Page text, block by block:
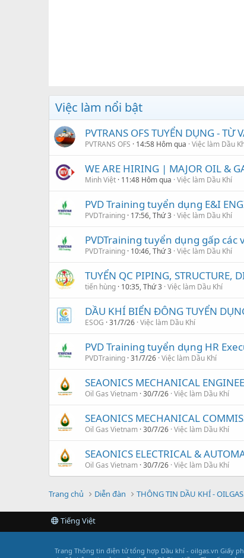
Việc làm nổi bật
PVTRANS OFS TUYỂN DỤNG -
PVTRANS OFS 14:58 Hôm qua Việc làm Dầu
WE ARE HIRING | MAJOR OIL &
Minh Việt 11:48 Hôm qua Việc làm Dầu Khí
PVD Training tuyển dụng E&I
PVDTraining 17:56, Thứ 3 Việc làm Dầu Khí
PVDTraining tuyển dụng gấp các
PVDTraining 10:46, Thứ 3 Việc làm Dầu Khí
TUYỂN QC PIPING, STRUCTURE,
tiến hùng 10:35, Thứ 3 Việc làm Dầu Khí
DẦU KHÍ BIỂN ĐÔNG TUYỂN
ESOG 31/7/26 Việc làm Dầu Khí
PVD Training tuyển dụng HR
PVDTraining 31/7/26 Việc làm Dầu Khí
SEAONICS MECHANICAL
Oil Gas Vietnam 30/7/26 Việc làm Dầu Khí
SEAONICS MECHANICAL
Oil Gas Vietnam 30/7/26 Việc làm Dầu Khí
SEAONICS ELECTRICAL &
Oil Gas Vietnam 30/7/26 Việc làm Dầu Khí
Trang chủ Diễn đàn THÔNG TIN DẦU KHÍ -
Tiếng Việt
Trang Thông tin điện tử tổng hợp Dầu khí - oilgas.vn Giấy